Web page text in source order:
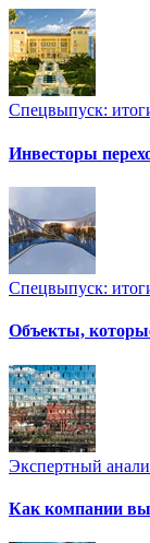
Спецвыпуск:
Инвесторы
Спецвыпуск:
Объекты,
Экспертный
Как компании